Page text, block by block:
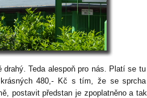
Teda alespoň pro nás. Platí se tu
480,- Kč s tím, že se
postavit předstan je zpoplatněno a